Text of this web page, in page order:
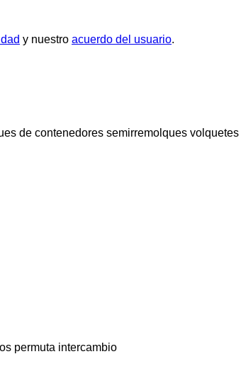
y nuestro acuerdo del usuario.
de contenedores semirremolques volquetes
permuta intercambio